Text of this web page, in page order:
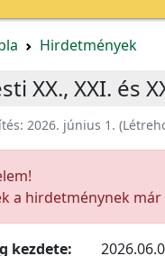
Hirdetmények
XX., XXI. és
2026. június 1.
a hirdetménynek
kezdete: